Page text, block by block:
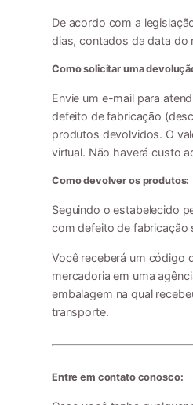
De acordo com a
dias, contados da data do
Como solicitar uma
Envie um e-mail para
defeito de fabricação
produtos devolvidos. O
virtual. Não haverá custo
Como devolver os produtos:
Seguindo o estabelecido
com defeito de fabricação
Você receberá um código
mercadoria em uma
embalagem na qual
transporte.
Entre em contato conosco: